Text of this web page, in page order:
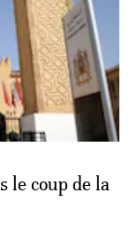
le coup de la